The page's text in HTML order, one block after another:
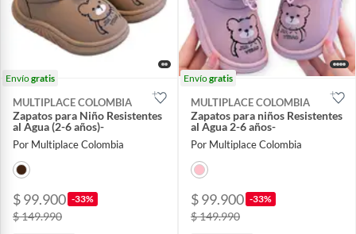
Envíogratis
MULTIPLACE COLOMBIA
Zapatos para Niño Resistentes
al Agua (2-6 años)-
Por Multiplace Colombia
$ 99.900 -33%
$ 149.990
Envíogratis
MULTIPLACE COLOMBIA
Zapatos para niños Resistentes
al Agua 2-6 años-
Por Multiplace Colombia
$ 99.900 -33%
$ 149.990